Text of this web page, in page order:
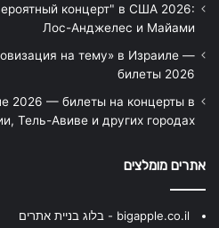
концерт" в США 2026:
Лос-Анджелес и Майами
на тему» в Израиле —
билеты 2026
2026 — билеты на концерты в
Тель-Авиве и других городах
אתרים מומלצים
bigapple.co.il - בלוג בניית אתרים